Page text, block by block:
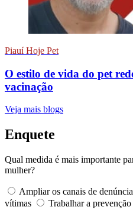
Piauí Hoje Pet
O estilo de vida do pet
vacinação
Veja mais blogs
Enquete
Qual medida é mais importante
mulher?
Ampliar os canais de denúncia
vítimas
Trabalhar a prevenção